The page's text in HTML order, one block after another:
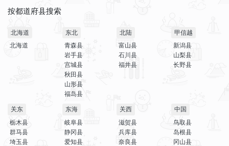
按都道府县搜索
北海道
北海道
东北
青森县
岩手县
宫城县
秋田县
山形县
福岛县
北陆
富山县
石川县
福井县
甲信越
新潟县
山梨县
长野县
关东
栃木县
群马县
埼玉县
东海
岐阜县
静冈县
爱知县
关西
滋贺县
兵库县
奈良县
中国
鸟取县
岛根县
冈山县